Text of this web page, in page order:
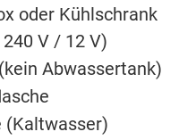
oder Kühlschrank
V / 12 V)
Abwassertank)
(Kaltwasser)